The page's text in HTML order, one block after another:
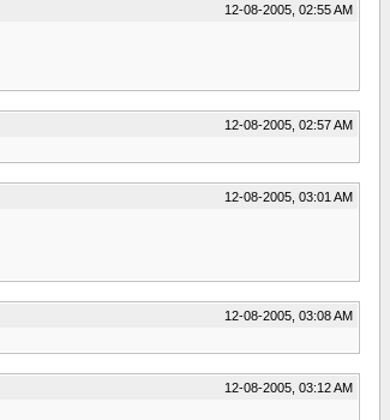
12-08-2005, 02:55 AM
12-08-2005, 02:57 AM
12-08-2005, 03:01 AM
12-08-2005, 03:08 AM
12-08-2005, 03:12 AM